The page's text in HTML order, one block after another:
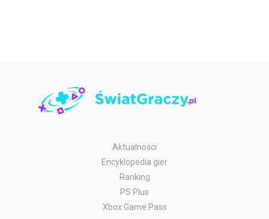
Aktualności
Encyklopedia gier
Ranking
PS Plus
Xbox Game Pass